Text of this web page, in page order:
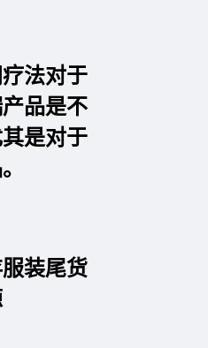
法对于
品是不
是对于
装尾货